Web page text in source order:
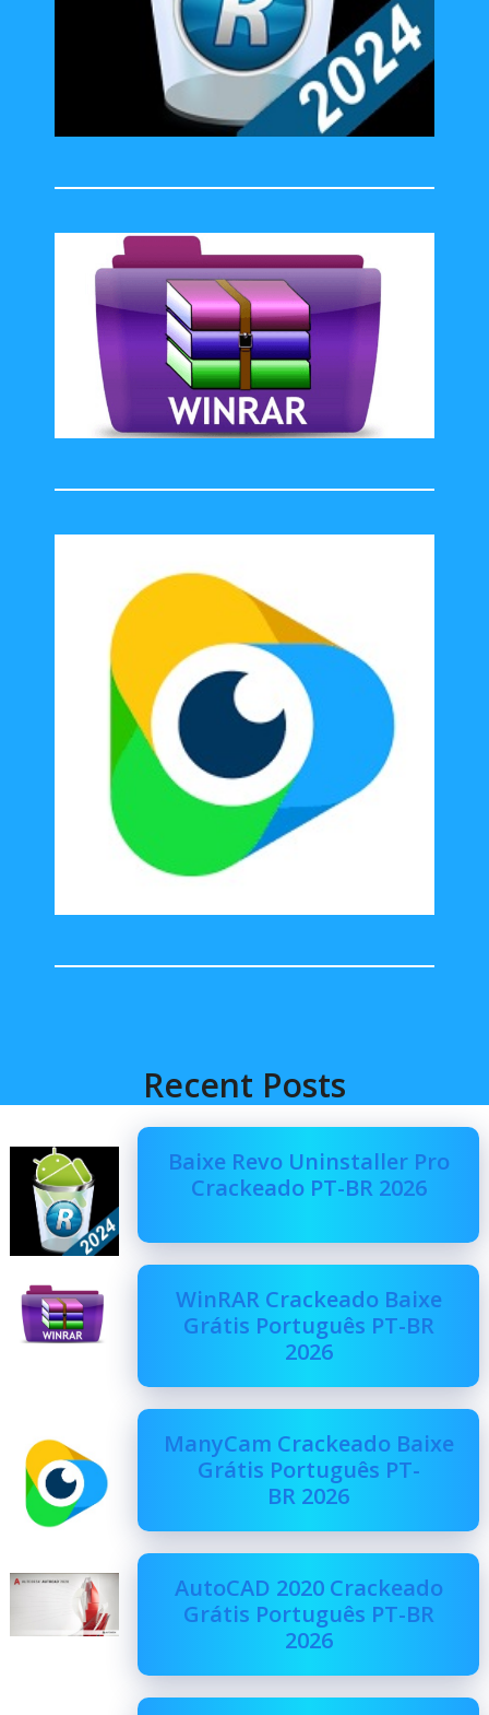
Recent Posts
Baixe Revo Uninstaller Pro
Crackeado PT-BR 2026
WinRAR Crackeado Baixe
Grátis Português PT-BR
2026
ManyCam Crackeado Baixe
Grátis Português PT-
BR 2026
AutoCAD 2020 Crackeado
Grátis Português PT-BR
2026